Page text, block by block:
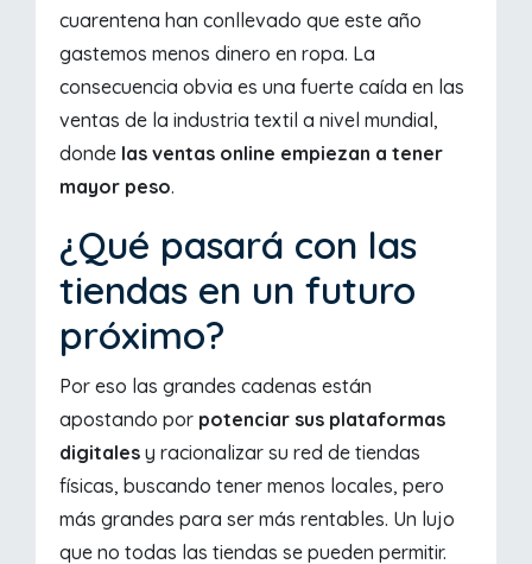
cuarentena han conllevado que este año
gastemos menos dinero en ropa. La
consecuencia obvia es una fuerte caída en las
ventas de la industria textil a nivel mundial,
donde las ventas online empiezan a tener
mayor peso.
¿Qué pasará con las
tiendas en un futuro
próximo?
Por eso las grandes cadenas están
apostando por potenciar sus plataformas
digitales y racionalizar su red de tiendas
físicas, buscando tener menos locales, pero
más grandes para ser más rentables. Un lujo
que no todas las tiendas se pueden permitir.